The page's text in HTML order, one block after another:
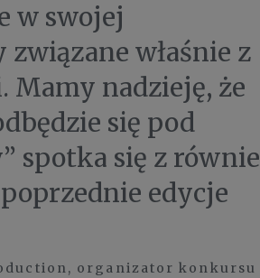
w swojej
właśnie z
nadzieję, że
się pod
spotka się z równie
edycje
organizator konkursu